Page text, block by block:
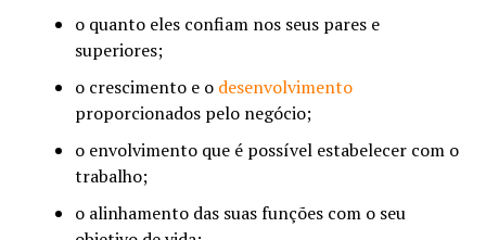
o quanto eles confiam nos seus pares e
superiores;
o crescimento e o desenvolvimento
proporcionados pelo negócio;
o envolvimento que é possível estabelecer com o
trabalho;
o alinhamento das suas funções com o seu